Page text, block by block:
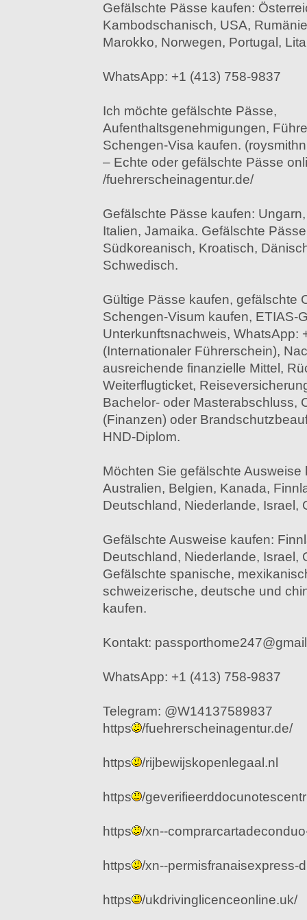
Gefälschte Pässe kaufen:
Kambodschanisch, USA,
Marokko, Norwegen, Portugal,
WhatsApp: +1 (413) 758-9837
Ich möchte gefälschte Pässe,
Aufenthaltsgenehmigungen,
Schengen-Visa kaufen.
– Echte oder gefälschte Pässe
/fuehrerscheinagentur.de/
Gefälschte Pässe kaufen:
Italien, Jamaika. Gefälschte
Südkoreanisch, Kroatisch,
Schwedisch.
Gültige Pässe kaufen, gefälschte
Schengen-Visum kaufen, ETIAS-
Unterkunftsnachweis, WhatsApp:
(Internationaler Führerschein),
ausreichende finanzielle Mittel,
Weiterflugticket,
Bachelor- oder Masterabschluss,
(Finanzen) oder
HND-Diplom.
Möchten Sie gefälschte Ausweise
Australien, Belgien, Kanada,
Deutschland, Niederlande, Israel,
Gefälschte Ausweise kaufen:
Deutschland, Niederlande, Israel,
Gefälschte spanische,
schweizerische, deutsche und
kaufen.
Kontakt:
WhatsApp: +1 (413) 758-9837
Telegram: @W14137589837
https
/fuehrerscheinagentur.de/
https /rijbewijskopenlegaal.nl
https /
https /xn--
https /xn--permisfranaisexpress-
https /ukdrivinglicenceonline.uk/